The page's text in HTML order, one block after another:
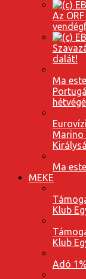
Az
dalát!
Ma
Marino
Ma
MEKE
Klub
Klub
Adó